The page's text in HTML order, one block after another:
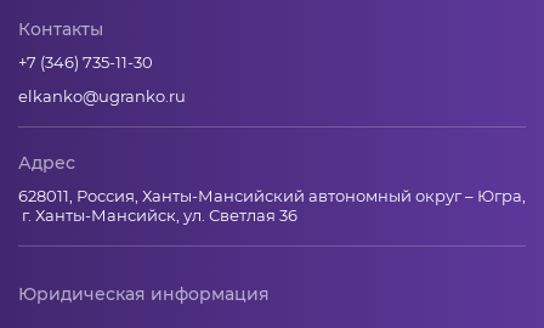
Контакты
+7 (346) 735-11-30
elkanko@ugranko.ru
Адрес
628011, Россия, Ханты-Мансийский автономный округ – Югра,
г. Ханты-Мансийск, ул. Светлая 36
Юридическая информация